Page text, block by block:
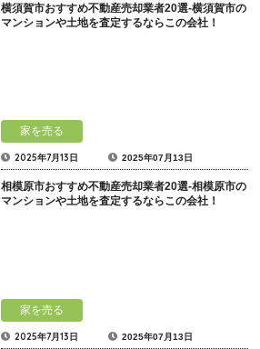
横須賀市おすすめ不動産売却業者20選-横須賀市の
マンションや土地を査定するならこの会社！
家を売る
2025年7月13日 2025年07月13日
相模原市おすすめ不動産売却業者20選-相模原市の
マンションや土地を査定するならこの会社！
家を売る
2025年7月13日 2025年07月13日